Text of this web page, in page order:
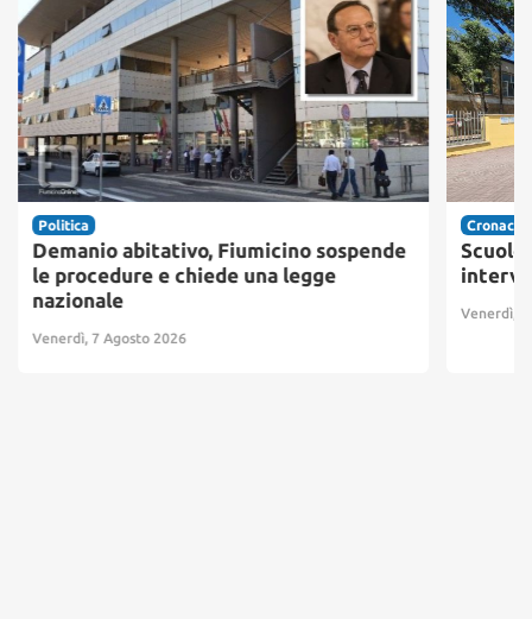
Politica
Demanio abitativo, Fiumicino sospende
le procedure e chiede una legge
nazionale
Venerdì, 7 Agosto 2026
Cronaca
Scuole
Venerdì, 7